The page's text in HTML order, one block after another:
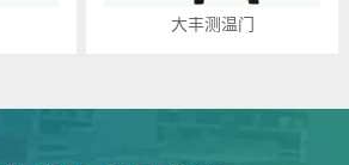
大丰测温门